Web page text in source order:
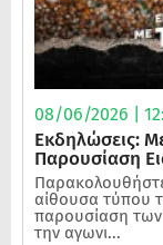
08/06/2026 |
Εκδηλώσεις:
Παρουσίαση
αίθουσα τύπου
παρουσίαση των
την αγωνι...